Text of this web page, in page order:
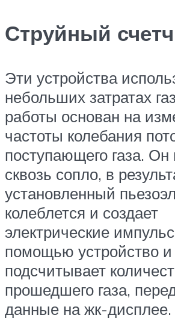
Струйный
Эти устройства
небольших затратах
работы основан на
частоты колебания
поступающего газа. Он
сквозь сопло, в
установленный
колеблется и создает
электрические
помощью устройство и
подсчитывает
прошедшего газа,
данные на жк-дисплее.